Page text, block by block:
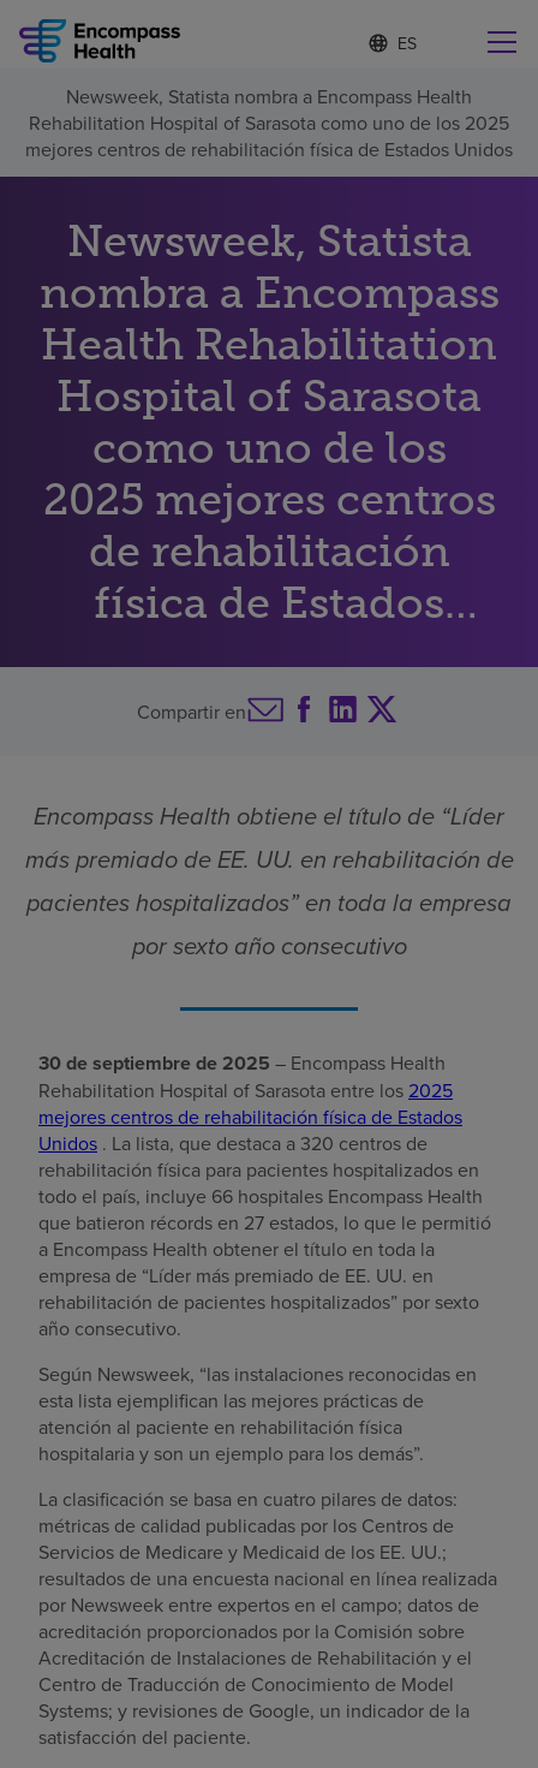
Lista
de
idiomas
contraída
d
o
m
a
e
c
c
i
o
n
d
Encuentre una localidad cerca de usted
Por qué debe elegirnos
Servicios de rehabilitación
Pacientes y cuidadores
Recursos de salud
Acerca de nosotros
Inversores
Newsweek, Statista nombra a Encompass Health
Rehabilitation Hospital of Sarasota como uno de los 2025
mejores centros de rehabilitación física de Estados Unidos
Newsweek, Statista
nombra a Encompass
Health Rehabilitation
Hospital of Sarasota
como uno de los
2025 mejores centros
de rehabilitación
física de Estados
Unidos
Compartir en
Encompass Health obtiene el título de “Líder
más premiado de EE. UU. en rehabilitación de
pacientes hospitalizados” en toda la empresa
por sexto año consecutivo
30 de septiembre de 2025 – Encompass Health
Rehabilitation Hospital of Sarasota entre los 2025
mejores centros de rehabilitación física de Estados
Unidos . La lista, que destaca a 320 centros de
rehabilitación física para pacientes hospitalizados en
todo el país, incluye 66 hospitales Encompass Health
que batieron récords en 27 estados, lo que le permitió
a Encompass Health obtener el título en toda la
empresa de “Líder más premiado de EE. UU. en
rehabilitación de pacientes hospitalizados” por sexto
año consecutivo.
Según Newsweek, “las instalaciones reconocidas en
esta lista ejemplifican las mejores prácticas de
atención al paciente en rehabilitación física
hospitalaria y son un ejemplo para los demás”.
La clasificación se basa en cuatro pilares de datos:
métricas de calidad publicadas por los Centros de
Servicios de Medicare y Medicaid de los EE. UU.;
resultados de una encuesta nacional en línea realizada
por Newsweek entre expertos en el campo; datos de
acreditación proporcionados por la Comisión sobre
Acreditación de Instalaciones de Rehabilitación y el
Centro de Traducción de Conocimiento de Model
Systems; y revisiones de Google, un indicador de la
satisfacción del paciente.